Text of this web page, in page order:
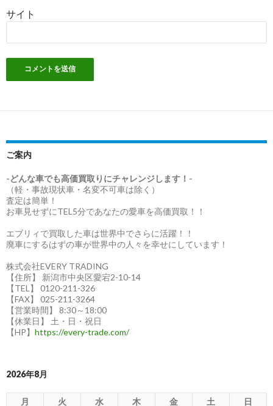
サイト
ご案内
-どんな車でも高価買取りにチャレンジします！-
（軽・事故現状車・名変不可車は除く）
査定は簡単！
お車見せずにTEL5分であなたの愛車を高価買取！！
エブリィで買取した車は世界中でさらに活躍！！
廃車にするはずの車が世界中の人々を幸せにしています！
株式会社EVERY TRADING
【住所】 新潟市中央区愛宕2-10-14
【TEL】 0120-211-326
【FAX】 025-211-3264
【営業時間】 8:30～18:00
【休業日】 土・日・祝日
【HP】 https://every-trade.com/
2026年8月
月 火 水 木 金 土
日